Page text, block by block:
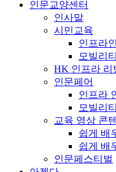
인문교양센터
인사말
시민교육
인프라
모빌리
HK 인프라 리
인문페어
인프라
모빌리
교육 영상 콘
쉽게 배
쉽게 배
인문페스티벌